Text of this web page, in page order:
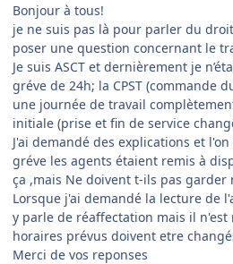
Bonjour à tous!
je ne suis pas là pour parler du
poser une question concernant le
Je suis ASCT et dernièrement je
gréve de 24h; la CPST (commande
une journée de travail
initiale (prise et fin de service
J'ai demandé des explications et
gréve les agents étaient remis à
ça ,mais Ne doivent t-ils pas garder
Lorsque j'ai demandé la lecture de
y parle de réaffectation mais il
horaires prévus doivent etre
Merci de vos reponses